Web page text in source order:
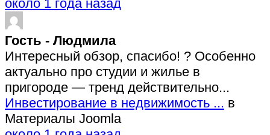
около 1 года назад
Гость - Людмила
Интересный обзор, спасибо! ? Особенно
актуально про студии и жилье в
пригороде — тренд действительно...
Инвестирование в недвижимость ... в
Материалы Joomla